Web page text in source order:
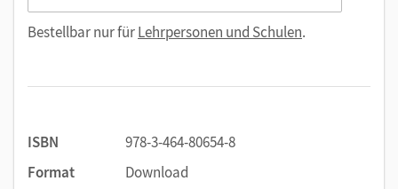
Bestellbar nur fürLehrpersonen und Schulen.
ISBN
978-3-464-80654-8
Format
Download